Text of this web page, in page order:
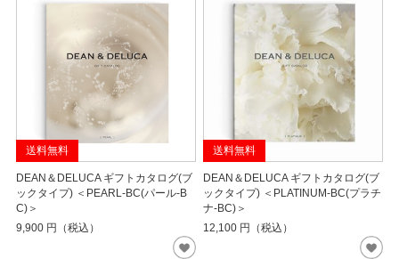
送料無料
DEAN＆DELUCA ギフトカタログ(ブ
ックタイプ) ＜PEARL-BC(パール-B
C)＞
9,900 円（税込）
送料無料
DEAN＆DELUCA ギフトカタログ(ブ
ックタイプ) ＜PLATINUM-BC(プラチ
ナ-BC)＞
12,100 円（税込）